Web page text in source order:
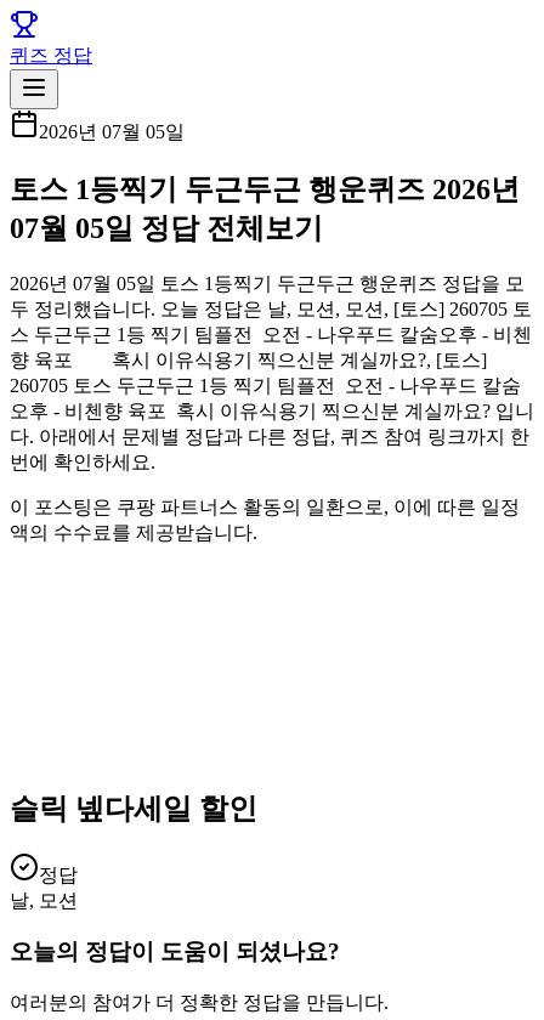
퀴즈 정답
2026년 07월 05일
토스 1등찍기 두근두근 행운퀴즈 2026년
07월 05일 정답 전체보기
2026년 07월 05일 토스 1등찍기 두근두근 행운퀴즈 정답을 모
두 정리했습니다. 오늘 정답은 날, 모션, 모션, [토스] 260705 토
스 두근두근 1등 찍기 팀플전 오전 - 나우푸드 칼숨오후 - 비첸
향 육포 혹시 이유식용기 찍으신분 계실까요?, [토스]
260705 토스 두근두근 1등 찍기 팀플전 오전 - 나우푸드 칼숨
오후 - 비첸향 육포 혹시 이유식용기 찍으신분 계실까요? 입니
다. 아래에서 문제별 정답과 다른 정답, 퀴즈 참여 링크까지 한
번에 확인하세요.
이 포스팅은 쿠팡 파트너스 활동의 일환으로, 이에 따른 일정
액의 수수료를 제공받습니다.
슬릭 넾다세일 할인
정답
날, 모션
오늘의 정답이 도움이 되셨나요?
여러분의 참여가 더 정확한 정답을 만듭니다.